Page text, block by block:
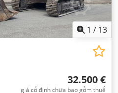
1 / 13
32.500 €
giá cố định chưa bao gồm thuế